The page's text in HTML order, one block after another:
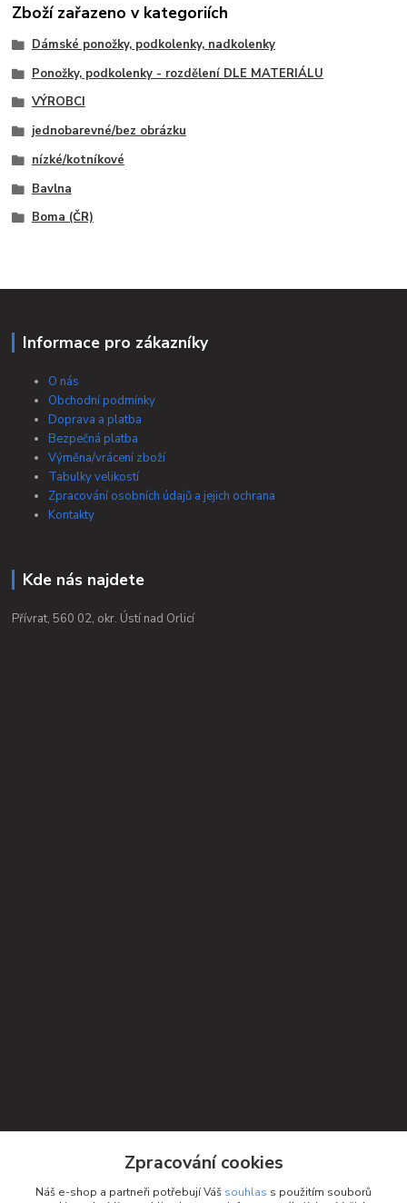
Zboží zařazeno v kategoriích
Dámské ponožky, podkolenky, nadkolenky
Ponožky, podkolenky - rozdělení DLE MATERIÁLU
VÝROBCI
jednobarevné/bez obrázku
nízké/kotníkové
Bavlna
Boma (ČR)
Informace pro zákazníky
O nás
Obchodní podmínky
Doprava a platba
Bezpečná platba
Výměna/vrácení zboží
Tabulky velikostí
Zpracování osobních údajů a jejich ochrana
Kontakty
Kde nás najdete
Přívrat, 560 02, okr. Ústí nad Orlicí
Zpracování cookies
Náš e-shop a partneři potřebují Váš souhlas s použitím souborů